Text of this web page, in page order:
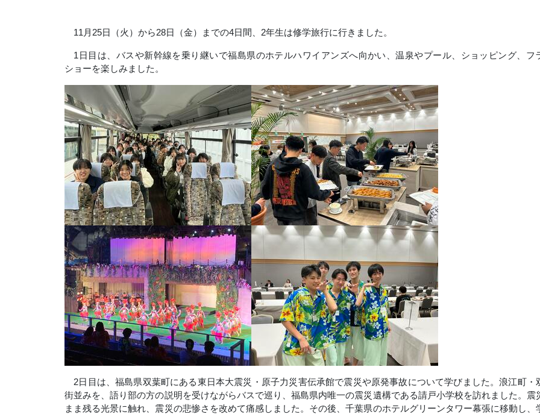
11 月 25日（火）から28日（金）までの4日間、 2年生は修学旅行に行きました。
1 日目は、バスや新幹線を乗り継いで福島県のホテルハワイアンズへ向かい、温泉やプール、ショッピング、フ
ショーを楽しみました。
2日目は、福島県双葉町にある東日本大震災・原子力災害伝承館で震災や原発事故について学びました。浪江町・
街並みを、語り部の方の説明を受けながらバスで巡り、福島県内唯一の震災遺構である請戸小学校を訪れました。震
まま残る光景に触れ、震災の悲惨さを改めて痛感しました。その後、千葉県のホテルグリーンタワー幕張に移動し、